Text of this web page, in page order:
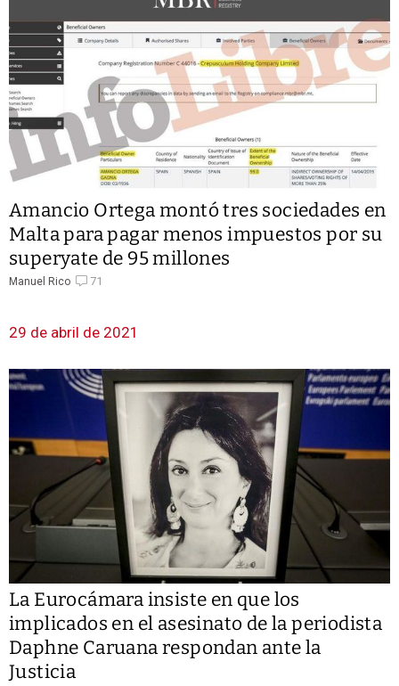
Amancio Ortega montó tres sociedades en
Malta para pagar menos impuestos por su
superyate de 95 millones
Manuel Rico 71
29 de abril de 2021
La Eurocámara insiste en que los
implicados en el asesinato de la periodista
Daphne Caruana respondan ante la
Justicia